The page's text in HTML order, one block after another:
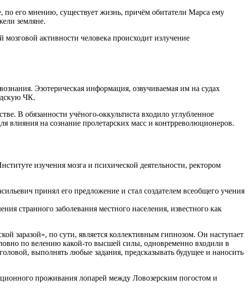
по его мнению, существует жизнь, причём обитатели Марса ему
земляне.
активности человека происходит излучение
Эзотерическая информация, озвучиваемая им на судах
ЧК.
В обязанности учёного-оккультиста входило углубленное
влияния на сознание пролетарских масс и контрреволюционеров.
изучения мозга и психической деятельности, ректором
принял его предложение и стал создателем всеобщего учения
странного заболевания местного населения, известного как
заразой», по сути, является коллективным гипнозом. Он наступает
по велению какой-то высшей силы, одновременно входили в
выполнять любые задания, предсказывать будущее и наносить
проживания лопарей между Ловозерским погостом и